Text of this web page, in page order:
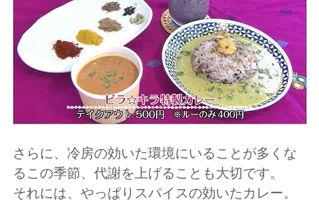
さらに、冷房の効いた環境にいることが多くな
るこの季節、代謝を上げることも大切です。
それには、やっぱりスパイスの効いたカレー。